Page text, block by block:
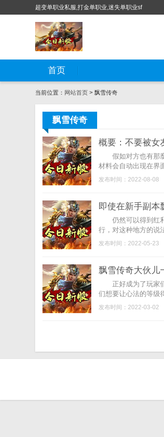
超变单职业私服,打金单职业,迷失单职业sf
首页
当前位置： 网站首页 > 飘雪传奇
飘雪传奇
概要：不要被女
假如对方也有那麼
材料会自动出现在界
发布时间：2022-08-08
即使在新手副本
仍然可以得到红利
行，对这种地方的说
发布时间：2022-05-23
飘雪传奇大伙儿
正好成为了玩家们
们想要让心法的等级
发布时间：2022-03-02